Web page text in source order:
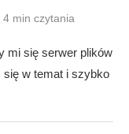
4 min czytania
mi się serwer plików
się w temat i szybko